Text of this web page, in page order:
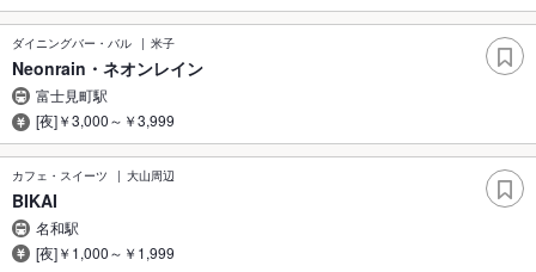
ダイニングバー・バル 米子
Neonrain・ネオンレイン
富士見町駅
[夜]￥3,000～￥3,999
カフェ・スイーツ 大山周辺
BIKAI
名和駅
[夜]￥1,000～￥1,999